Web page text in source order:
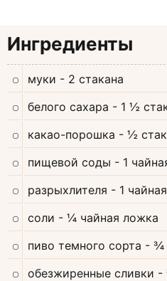
Ингредиенты
муки - 2 стакана
белого сахара - 1 ½
какао-порошка - ½
пищевой соды - 1
разрыхлителя - 1
соли - ¼ чайная ложка
пиво темного сорта - ¾
обезжиренные сливки -